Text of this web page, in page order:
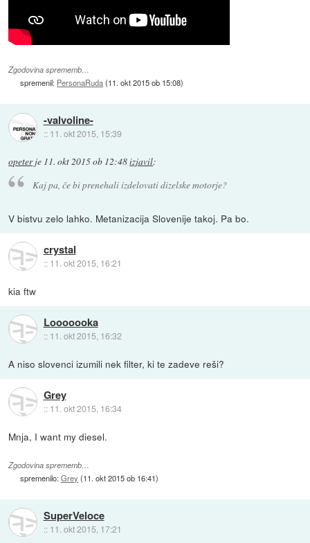
Zgodovina sprememb…
spremenil: PersonaRuda(11. okt 2015 ob 15:08)
-valvoline-
:: 11. okt 2015, 15:39
opeterje 11. okt 2015 ob 12:48izjavil:
Kaj pa, če bi prenehali izdelovati dizelske motorje?
V bistvu zelo lahko. Metanizacija Slovenije takoj. Pa bo.
crystal
:: 11. okt 2015, 16:21
kia ftw
Looooooka
:: 11. okt 2015, 16:32
A niso slovenci izumili nek filter, ki te zadeve reši?
Grey
:: 11. okt 2015, 16:34
Mnja, I want my diesel.
Zgodovina sprememb…
spremenilo:Grey (11. okt 2015 ob 16:41)
SuperVeloce
:: 11. okt 2015, 17:21